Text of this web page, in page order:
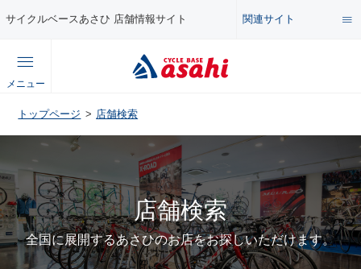
サイクルベースあさひ 店舗情報サイト 関連サイト
総合サイト
公式オンラインストア
企業情報サイト
店舗情報サイト
メニュー
コンテンツ
セール・キャンペーン
特集・イベント
メンテナンス・カスタム講座
トップページ 店舗検索
店舗検索
全国に展開するあさひのお店をお探しいただけます。